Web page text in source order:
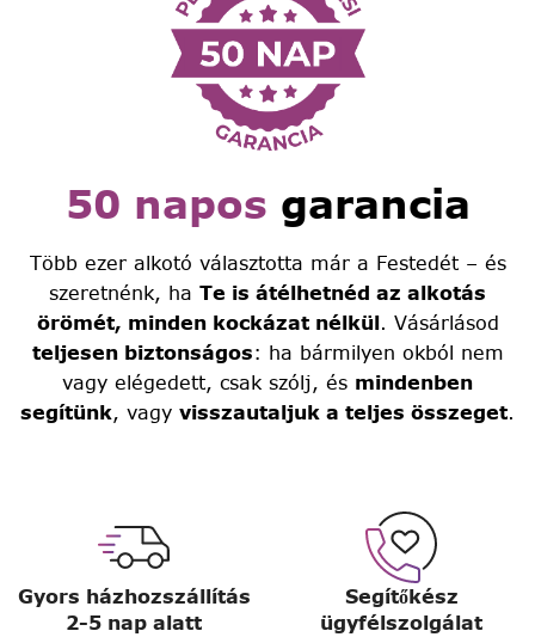
50 napos garancia
Több ezer alkotó választotta már a Festedét – és
szeretnénk, ha Te is átélhetnéd az alkotás
örömét, minden kockázat nélkül. Vásárlásod
teljesen biztonságos: ha bármilyen okból nem
vagy elégedett, csak szólj, és mindenben
segítünk, vagy visszautaljuk a teljes összeget.
Gyors házhozszállítás
2-5 nap alatt
Segítőkész
ügyfélszolgálat